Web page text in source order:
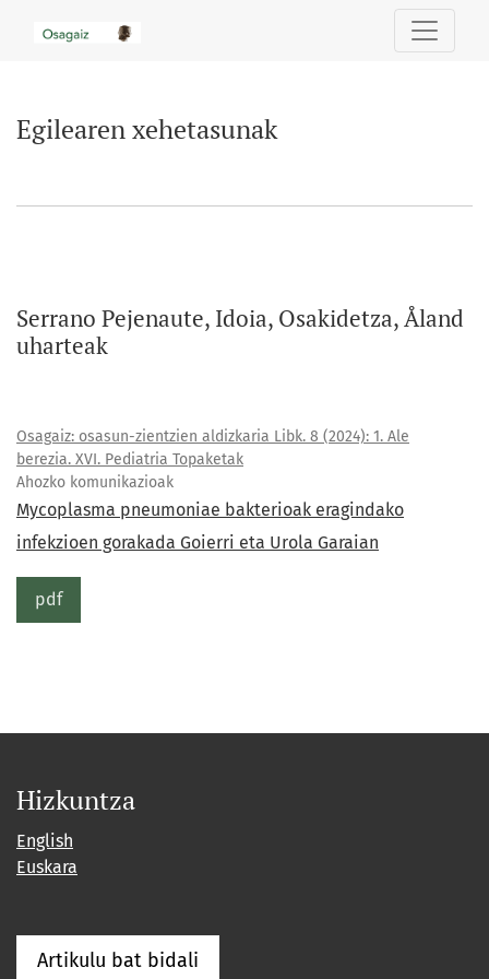
Egilearen xehetasunak
Serrano Pejenaute, Idoia, Osakidetza, Åland
uharteak
Osagaiz: osasun-zientzien aldizkaria Libk. 8 (2024): 1. Ale
berezia. XVI. Pediatria Topaketak
Ahozko komunikazioak
Mycoplasma pneumoniae bakterioak eragindako
infekzioen gorakada Goierri eta Urola Garaian
pdf
Hizkuntza
English
Euskara
Artikulu bat bidali